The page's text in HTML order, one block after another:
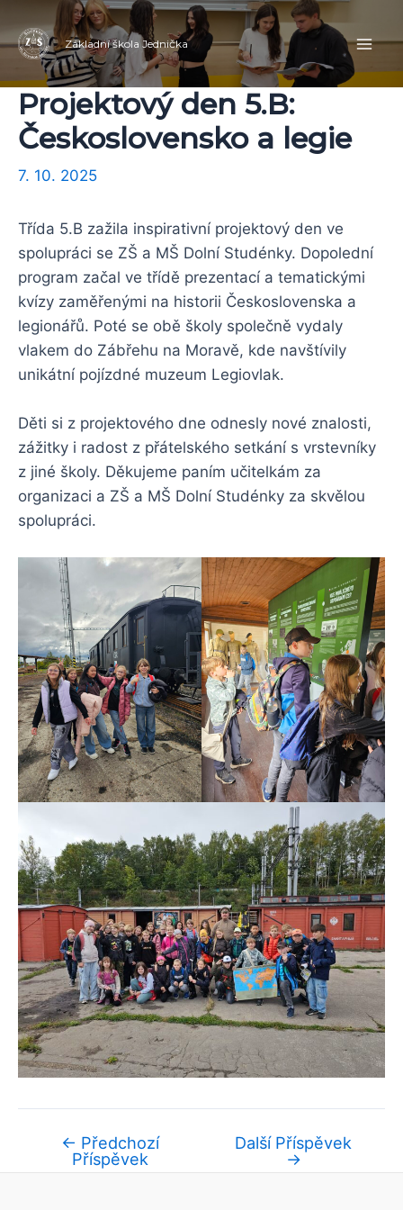
Přeskočit
na
obsah
Základní škola Jednička
Projektový den 5.B:
Československo a legie
7. 10. 2025
Třída 5.B zažila inspirativní projektový den ve
spolupráci se ZŠ a MŠ Dolní Studénky. Dopolední
program začal ve třídě prezentací a tematickými
kvízy zaměřenými na historii Československa a
legionářů. Poté se obě školy společně vydaly
vlakem do Zábřehu na Moravě, kde navštívily
unikátní pojízdné muzeum Legiovlak.
Děti si z projektového dne odnesly nové znalosti,
zážitky i radost z přátelského setkání s vrstevníky
z jiné školy. Děkujeme paním učitelkám za
organizaci a ZŠ a MŠ Dolní Studénky za skvělou
spolupráci.
Navigace
pro
příspěvek
← Předchozí
Příspěvek
Další Příspěvek
→